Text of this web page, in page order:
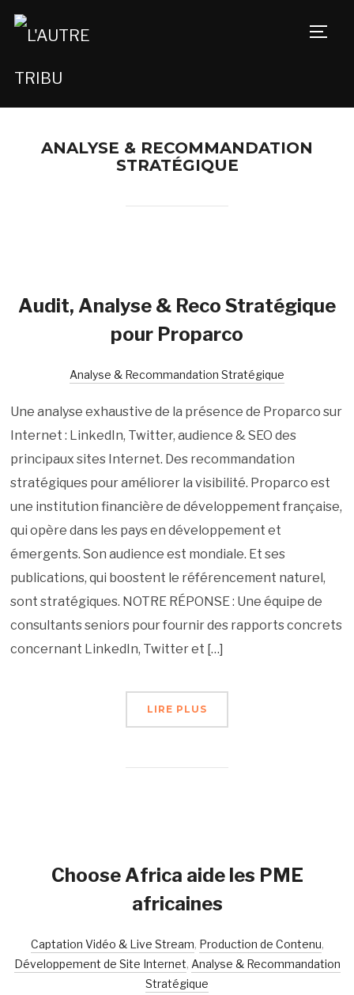
ANALYSE & RECOMMANDATION
STRATÉGIQUE
Audit, Analyse & Reco Stratégique
pour Proparco
Analyse & Recommandation Stratégique
Une analyse exhaustive de la présence de Proparco sur
Internet : LinkedIn, Twitter, audience & SEO des
principaux sites Internet. Des recommandation
stratégiques pour améliorer la visibilité. Proparco est
une institution financière de développement française,
qui opère dans les pays en développement et
émergents. Son audience est mondiale. Et ses
publications, qui boostent le référencement naturel,
sont stratégiques. NOTRE RÉPONSE : Une équipe de
consultants seniors pour fournir des rapports concrets
concernant LinkedIn, Twitter et […]
LIRE PLUS
Choose Africa aide les PME
africaines
Captation Vidéo & Live Stream, Production de Contenu,
Développement de Site Internet, Analyse & Recommandation
Stratégique